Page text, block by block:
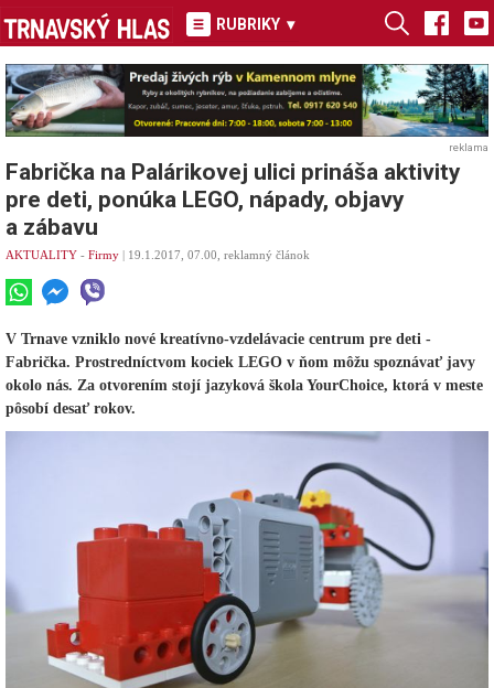
RUBRIKY ▾
reklama
Fabrička na Palárikovej ulici prináša aktivity
pre deti, ponúka LEGO, nápady, objavy
a zábavu
AKTUALITY - Firmy | 19.1.2017, 07.00, reklamný článok
V Trnave vzniklo nové kreatívno-vzdelávacie centrum pre deti -
Fabrička. Prostredníctvom kociek LEGO v ňom môžu spoznávať javy
okolo nás. Za otvorením stojí jazyková škola YourChoice, ktorá v meste
pôsobí desať rokov.